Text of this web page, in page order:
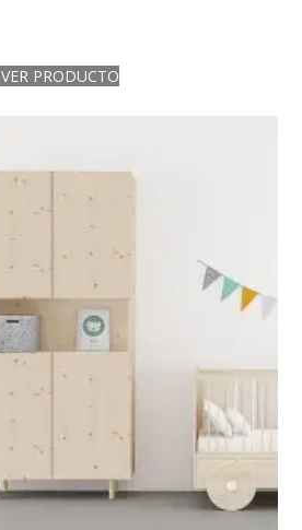
VER PRODUCTO